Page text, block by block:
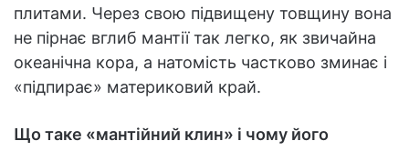
плитами. Через свою підвищену товщину вона
не пірнає вглиб мантії так легко, як звичайна
океанічна кора, а натомість частково зминає і
«підпирає» материковий край.
Що таке «мантійний клин» і чому його